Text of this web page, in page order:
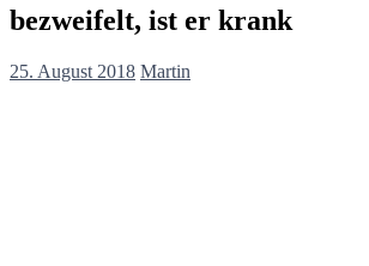
bezweifelt, ist er krank
25. August 2018 Martin